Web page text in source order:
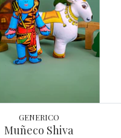
GENERICO
Muñeco Shiva